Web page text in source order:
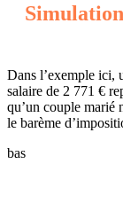
Dans l’exemple ici,
salaire de 2 771 €
qu’un couple marié
le barème
bas